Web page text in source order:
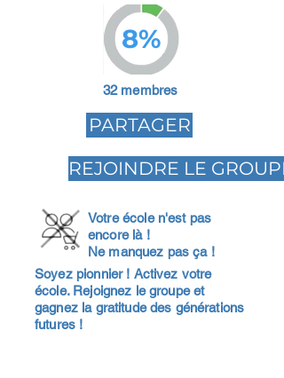
8%
32 membres
PARTAGER
REJOINDRE LE GROUPE
Votre école n'est pas
encore là !
Ne manquez pas ça !
Soyez pionnier ! Activez votre
école. Rejoignez le groupe et
gagnez la gratitude des générations
futures !